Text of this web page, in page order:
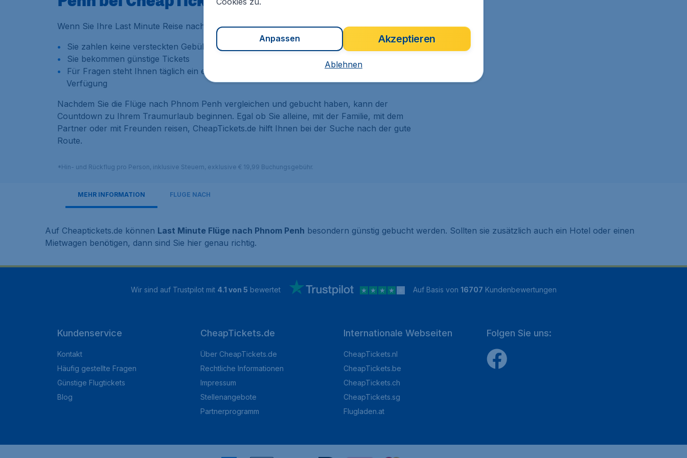
Wenn Sie Ihre Last Minute Reise nach Phnom Penh buchen, können Sie sich sicher sein:
Sie zahlen keine versteckten Gebühren
Sie bekommen günstige Tickets
Für Fragen steht Ihnen täglich ein ein kompetenter und erfahrener Kundendienst zur
Verfügung
Nachdem Sie die Flüge nach Phnom Penh vergleichen und gebucht haben, kann der
Countdown zu Ihrem Traumurlaub beginnen. Egal ob Sie alleine, mit der Familie, mit dem
Partner oder mit Freunden reisen, CheapTickets.de hilft Ihnen bei der Suche nach der gute
Route.
*Hin- und Rückflug pro Person, inklusive Steuern, exklusive € 19,99 Buchungsgebühr.
MEHR INFORMATION FLÜGE NACH
Auf Cheaptickets.de können Last Minute Flüge nach Phnom Penh besondern günstig gebucht werden. Sollten sie zusätzlich auch ein Hotel oder einen
Mietwagen benötigen, dann sind Sie hier genau richtig.
Wir sind auf Trustpilot mit 4.1 von 5 bewertet Auf Basis von 16707 Kundenbewertungen
Kundenservice
Kontakt
Häufig gestellte Fragen
Günstige Flugtickets
Blog
CheapTickets.de
Über CheapTickets.de
Rechtliche Informationen
Impressum
Stellenangebote
Partnerprogramm
Internationale Webseiten
CheapTickets.nl
CheapTickets.be
CheapTickets.ch
CheapTickets.sg
Flugladen.at
Folgen Sie uns:
Akzeptieren
Anpassen
Ablehnen